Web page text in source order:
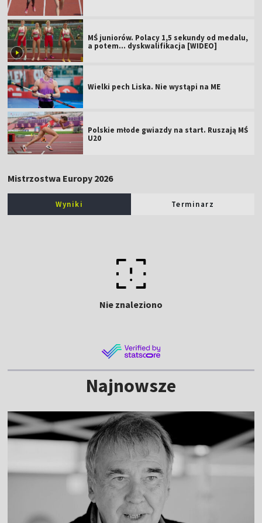
MŚ juniorów. Polacy 1,5 sekundy od medalu,
a potem... dyskwalifikacja [WIDEO]
Wielki pech Liska. Nie wystąpi na ME
Polskie młode gwiazdy na start. Ruszają MŚ
U20
Mistrzostwa Europy 2026
Wyniki Terminarz
Nie znaleziono
Najnowsze